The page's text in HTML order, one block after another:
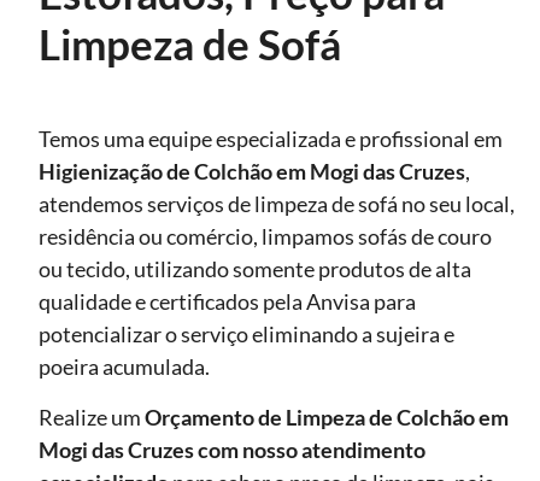
Limpeza de Sofá
Temos uma equipe especializada e profissional em
Higienizaçãode Colchão em Mogi das Cruzes,
atendemos serviços de limpeza de sofá no seu local,
residência ou comércio, limpamos sofás de couro
ou tecido, utilizando somente produtos de alta
qualidade e certificados pela Anvisa para
potencializar o serviço eliminando a sujeira e
poeira acumulada.
Realize umOrçamento de Limpeza de Colchão em
Mogi das Cruzes com nosso atendimento